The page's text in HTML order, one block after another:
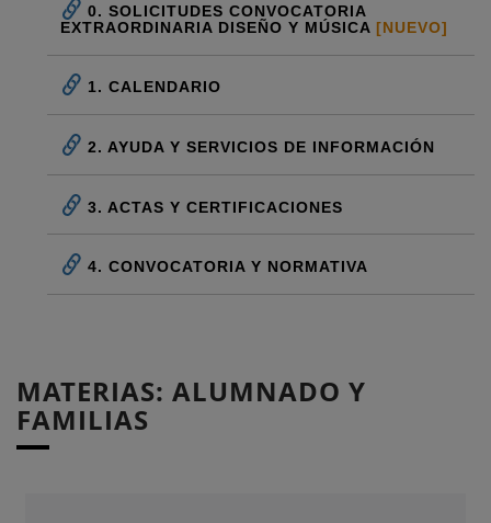
0. SOLICITUDES CONVOCATORIA
EXTRAORDINARIA DISEÑO Y MÚSICA [NUEVO]
1. CALENDARIO
2. AYUDA Y SERVICIOS DE INFORMACIÓN
3. ACTAS Y CERTIFICACIONES
4. CONVOCATORIA Y NORMATIVA
MATERIAS: ALUMNADO Y
FAMILIAS